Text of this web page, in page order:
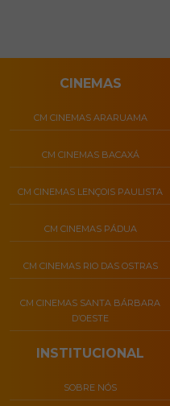
CINEMAS
CM CINEMAS ARARUAMA
CM CINEMAS BACAXÁ
CM CINEMAS LENÇOIS PAULISTA
CM CINEMAS PÁDUA
CM CINEMAS RIO DAS OSTRAS
CM CINEMAS SANTA BÁRBARA
D’OESTE
INSTITUCIONAL
SOBRE NÓS